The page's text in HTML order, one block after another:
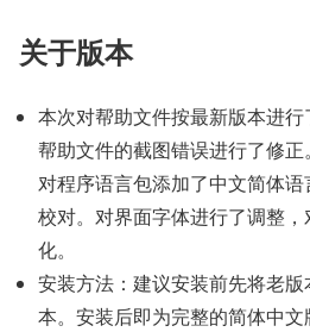
关于版本
本次对帮助文件按最新版本进
帮助文件的截图错误进行了修正。
对程序语言包添加了中文简体
校对。对界面字体进行了调整
化。
安装方法：建议安装前先将老
本。安装后即为完整的简体中文